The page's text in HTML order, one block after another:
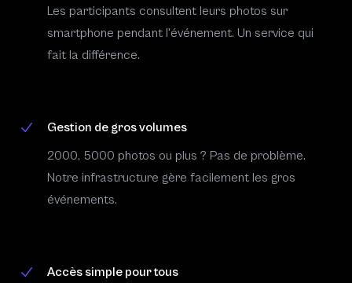
Les participants consultent leurs photos sur
smartphone pendant l'événement. Un service qui
fait la différence.
Gestion de gros volumes
2000, 5000 photos ou plus ? Pas de problème.
Notre infrastructure gère facilement les gros
événements.
Accès simple pour tous